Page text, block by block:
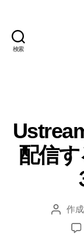
検索
配信
投 作